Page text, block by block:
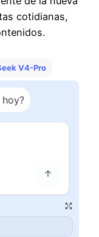
cotidianas,
V4-Pro